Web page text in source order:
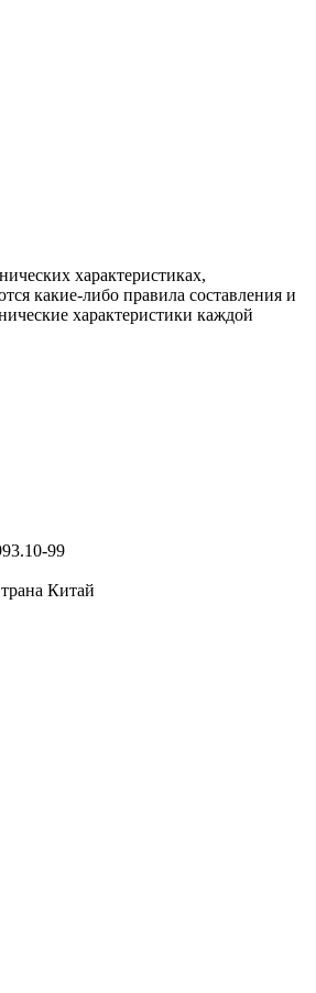
характеристиках,
какие-либо правила составления и
характеристики каждой
99
Китай